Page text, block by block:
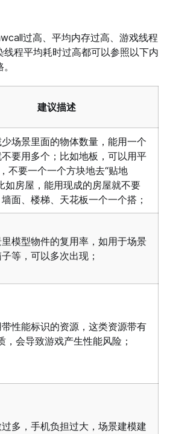
过高、平均内存过高、游戏线程
线程平均耗时过高都可以参照以下内
建议描述
场景里面的物体数量，能用一个
要用多个；比如地板，可以用平
不要一个一个方块地去“贴地
如房屋，能用现成的房屋就不要
面、楼梯、天花板一个一个搭；
模型物件的复用率，如用于场景
等，可以多次出现；
性能标识的资源，这类资源带有
，会导致游戏产生性能风险；
多，手机负担过大，场景建模建